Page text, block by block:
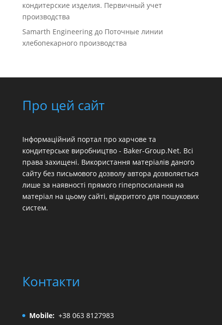
кондитерские изделия. Первичный учет
производства
Samarth Engineeringдо Поточные линии
хлебопекарного производства
Про цей сайт
Інформаційний портал про харчове та
кондитерське виробництво - Baker-Group.Net. Всі
права захищені. Використання матеріалів даного
сайту без письмового дозволу автора дозволяється
лише за наявності прямого гіперпосилання на
матеріал на цьому сайті, відкритого для пошукових
систем.
Контакти
Mobile: +38 063 8127983